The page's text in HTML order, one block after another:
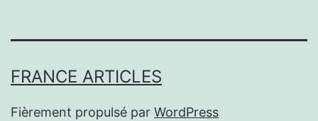
FRANCE ARTICLES
Fièrement propulsé par WordPress